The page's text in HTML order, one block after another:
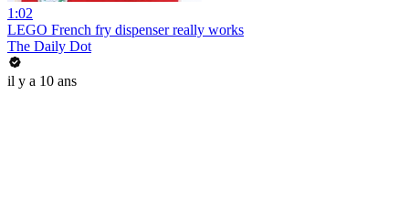
1:02
LEGO French fry dispenser really works
The Daily Dot
il y a 10 ans